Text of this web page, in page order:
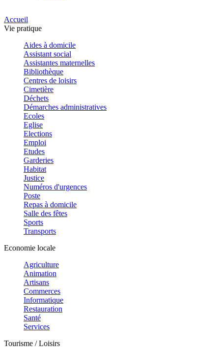
Accueil
Vie pratique
Aides à domicile
Assistant social
Assistantes maternelles
Bibliothèque
Centres de loisirs
Cimetière
Déchets
Démarches administratives
Ecoles
Eglise
Elections
Emploi
Etudes
Garderies
Habitat
Justice
Numéros d'urgences
Poste
Repas à domicile
Salle des fêtes
Sports
Transports
Economie locale
Agriculture
Animation
Artisans
Commerces
Informatique
Restauration
Santé
Services
Tourisme / Loisirs